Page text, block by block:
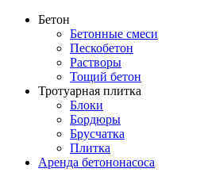
Бетон
Бетонные смеси
Пескобетон
Растворы
Тощий бетон
Тротуарная плитка
Блоки
Бордюры
Брусчатка
Плитка
Аренда бетононасоса